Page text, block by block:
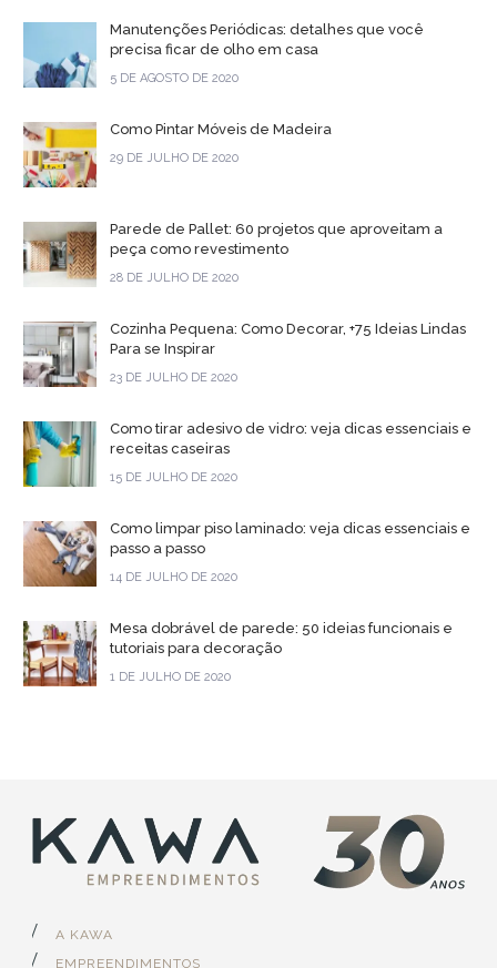
Manutenções Periódicas: detalhes que você
precisa ficar de olho em casa
5 DE AGOSTO DE 2020
Como Pintar Móveis de Madeira
29 DE JULHO DE 2020
Parede de Pallet: 60 projetos que aproveitam a
peça como revestimento
28 DE JULHO DE 2020
Cozinha Pequena: Como Decorar, +75 Ideias Lindas
Para se Inspirar
23 DE JULHO DE 2020
Como tirar adesivo de vidro: veja dicas essenciais e
receitas caseiras
15 DE JULHO DE 2020
Como limpar piso laminado: veja dicas essenciais e
passo a passo
14 DE JULHO DE 2020
Mesa dobrável de parede: 50 ideias funcionais e
tutoriais para decoração
1 DE JULHO DE 2020
A KAWA
EMPREENDIMENTOS